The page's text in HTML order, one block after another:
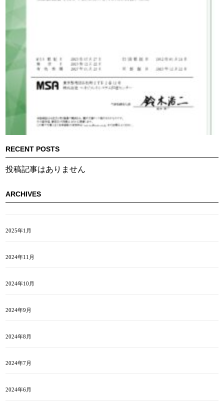
RECENT POSTS
投稿記事はありません
ARCHIVES
2025年1月
2024年11月
2024年10月
2024年9月
2024年8月
2024年7月
2024年6月